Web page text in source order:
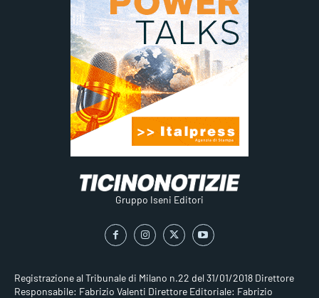
Gruppo Iseni Editori
Registrazione al Tribunale di Milano n.22 del 31/01/2018 Direttore
Responsabile: Fabrizio Valenti Direttore Editoriale: Fabrizio